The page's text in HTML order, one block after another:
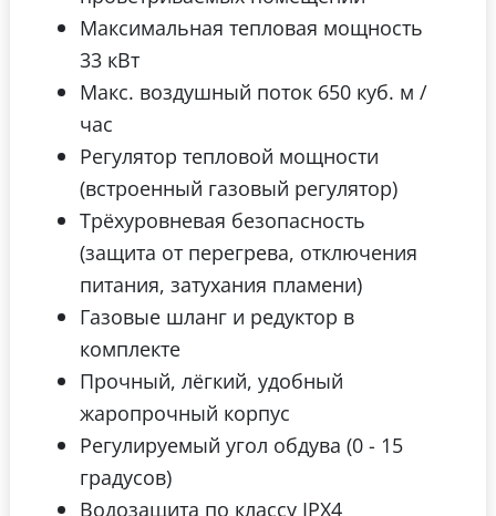
Максимальная тепловая мощность
33 кВт
Макс. воздушный поток 650 куб. м /
час
Регулятор тепловой мощности
(встроенный газовый регулятор)
Трёхуровневая безопасность
(защита от перегрева, отключения
питания, затухания пламени)
Газовые шланг и редуктор в
комплекте
Прочный, лёгкий, удобный
жаропрочный корпус
Регулируемый угол обдува (0 - 15
градусов)
Водозащита по классу IPX4